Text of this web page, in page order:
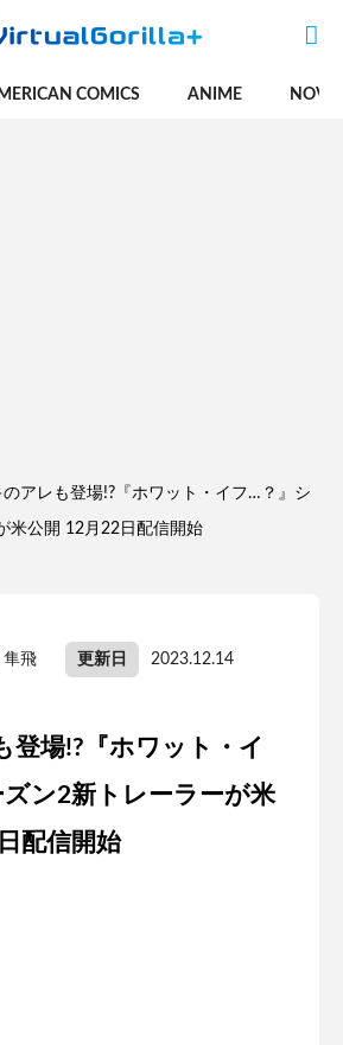
COMICS ANIME
のアレも登場!?『ホワット・イフ…？』シ
米公開 12月22日配信開始
隼飛 更新日 2023.12.14
登場!?『ホワット・イ
ン2新トレーラーが米
配信開始